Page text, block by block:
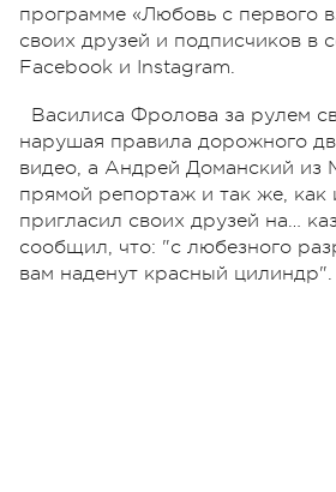
программе «Любовь с первого
своих друзей и подписчиков в
Facebook и Instagram.
Василиса Фролова за рулем
нарушая правила дорожного
видео, а Андрей Доманский из
прямой репортаж и так же, как
пригласил своих друзей на…
сообщил, что: "с любезного
вам наденут красный цилиндр".